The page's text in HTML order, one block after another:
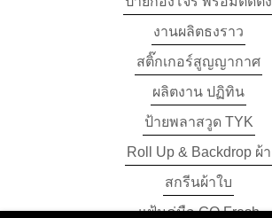
งานผลิตธงราว
สติ๊กเกอร์สูญญากาศ
ผลิตงาน ปฏิทิน
ป้ายพลาสวูด TYK
Roll Up & Backdrop ผ้า
สกรีนผ้าใบ
แฟ้มคู่มือ GO Fresh